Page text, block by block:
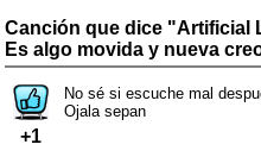
Canción que dice "Artificial
Es algo movida y nueva
+1
No sé si escuche mal
Ojala sepan